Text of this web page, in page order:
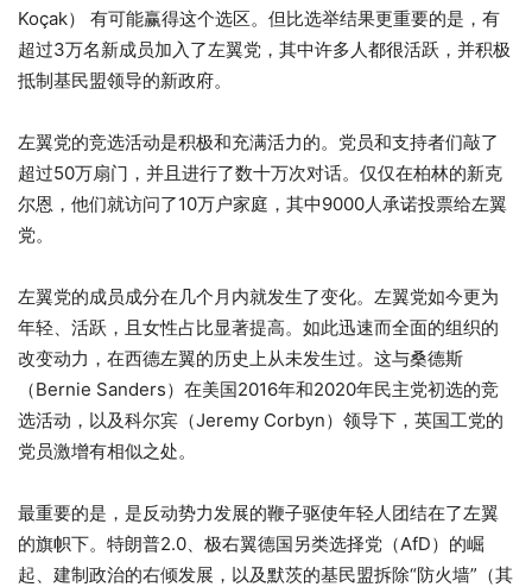
Koçak） 有可能赢得这个选区。但比选举结果更重要的是，有
超过3万名新成员加入了左翼党，其中许多人都很活跃，并积极
抵制基民盟领导的新政府。
左翼党的竞选活动是积极和充满活力的。党员和支持者们敲了
超过50万扇门，并且进行了数十万次对话。仅仅在柏林的新克
尔恩，他们就访问了10万户家庭，其中9000人承诺投票给左翼
党。
左翼党的成员成分在几个月内就发生了变化。左翼党如今更为
年轻、活跃，且女性占比显著提高。如此迅速而全面的组织的
改变动力，在西德左翼的历史上从未发生过。这与桑德斯
（Bernie Sanders）在美国2016年和2020年民主党初选的竞
选活动，以及科尔宾（Jeremy Corbyn）领导下，英国工党的
党员激增有相似之处。
最重要的是，是反动势力发展的鞭子驱使年轻人团结在了左翼
的旗帜下。特朗普2.0、极右翼德国另类选择党（AfD）的崛
起、建制政治的右倾发展，以及默茨的基民盟拆除“防火墙”（其